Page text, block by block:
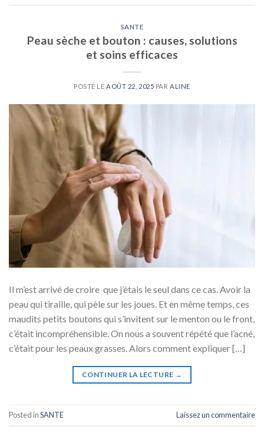
SANTE
Peau sèche et bouton : causes, solutions
et soins efficaces
POSTÉ LE AOÛT 22, 2025 PAR ALINE
Il m’est arrivé de croire que j’étais le seul dans ce cas. Avoir la
peau qui tiraille, qui pèle sur les joues. Et en même temps, ces
maudits petits boutons qui s’invitent sur le menton ou le front,
c’était incompréhensible. On nous a souvent répété que l’acné,
c’était pour les peaux grasses. Alors comment expliquer […]
CONTINUER LA LECTURE →
Posted inSANTE Laissez un commentaire